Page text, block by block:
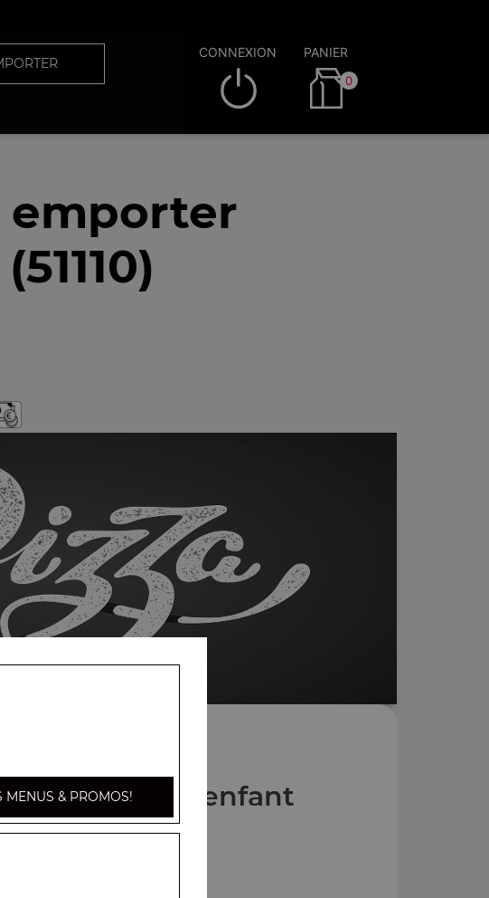
CONNEXION PANIER
0
emporter
Nos Menus enfant
MENUS & PROMOS!